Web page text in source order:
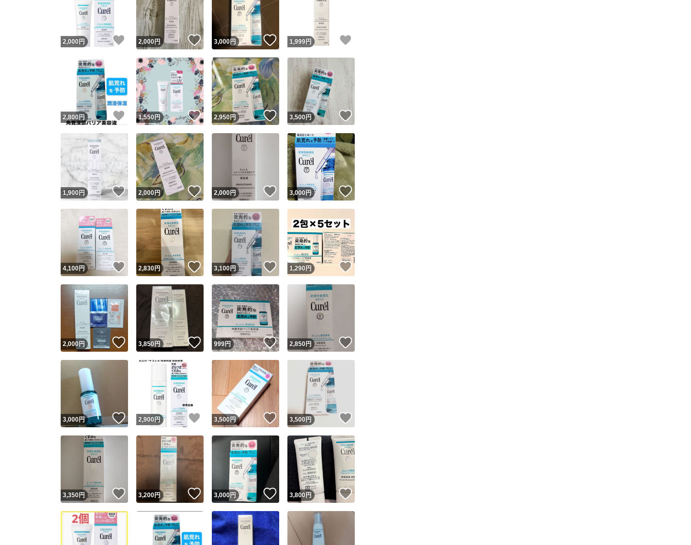
安心発送 このユーザーは設定した発送日数内に発送しています
2,000 円 いいね！
2,000円 いいね！
3,000円 いいね！
1,999円
2,800円 いいね！
1,550円 いいね！
2,950円 いいね！
3,500円
1,900 円 いいね！
2,000円 いいね！
2,000円 いいね！
3,000円 いいね！
4,100円 いいね！
2,830円 いいね！
3,100円 いいね！
1,290円
2,000円 いいね！
3,850円 いいね！
999円 いいね！
2,850円
3,000円 いいね！
2,900円 いいね！
3,500円 いいね！
3,500円
3,350円 いいね！
3,200円 いいね！
3,000 円 いいね！
3,800 円 いいね！